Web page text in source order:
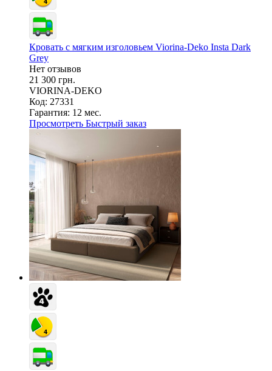
Кровать с мягким изголовьем Viorina-Deko Insta Dark
Grey
Нет отзывов
21 300 грн.
VIORINA-DEKO
Код: 27331
Гарантия: 12 мес.
Просмотреть Быстрый заказ